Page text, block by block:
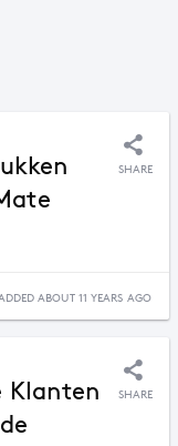
SHARE
ABOUT 11 YEARS AGO
Klanten
SHARE